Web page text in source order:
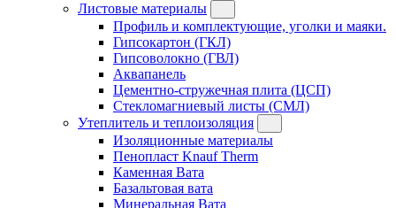
Листовые материалы
Профиль и комплектующие, уголки и маяки.
Гипсокартон (ГКЛ)
Гипсоволокно (ГВЛ)
Аквапанель
Цементно-стружечная плита (ЦСП)
Стекломагниевый листы (СМЛ)
Утеплитель и теплоизоляция
Изоляционные материалы
Пенопласт Knauf Therm
Каменная Вата
Базальтовая вата
Минеральная Вата